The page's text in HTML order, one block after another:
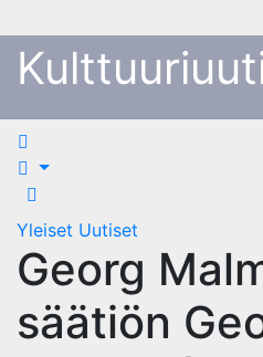
to
content
Yleiset Uutiset
Georg
säätiön